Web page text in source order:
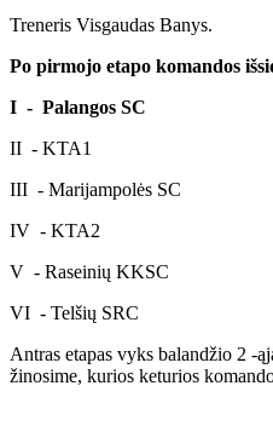
Treneris Visgaudas Banys.
Po pirmojo etapo komandos
I - Palangos SC
II - KTA1
III - Marijampolės SC
IV - KTA2
V - Raseinių KKSC
VI - Telšių SRC
Antras etapas vyks balandžio 2 -
žinosime, kurios keturios